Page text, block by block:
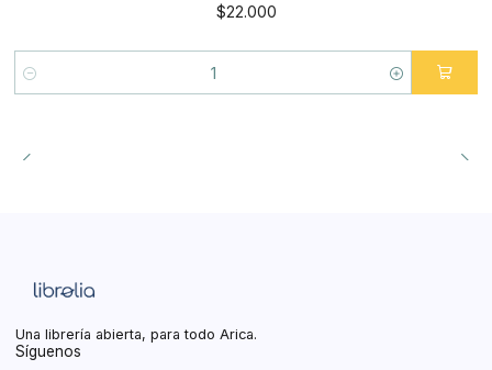
$22.000
Cantidad
Una librería abierta, para todo Arica.
Síguenos